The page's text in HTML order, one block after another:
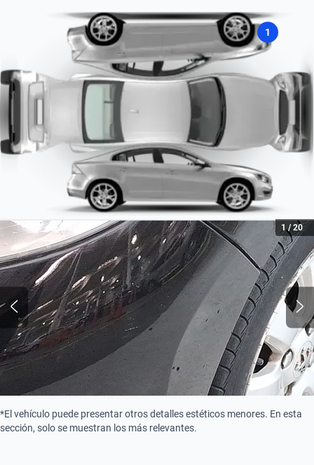
1
1 /20
*El vehículo puede presentar otros detalles estéticos menores. En esta
sección, solo se muestran los más relevantes.